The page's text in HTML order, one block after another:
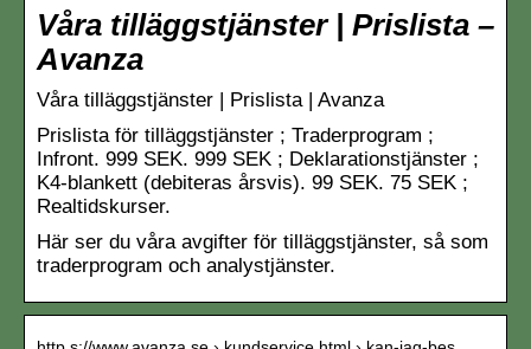
Våra tilläggstjänster | Prislista –
Avanza
Våra tilläggstjänster | Prislista | Avanza
Prislista för tilläggstjänster ; Traderprogram ;
Infront. 999 SEK. 999 SEK ; Deklarationstjänster ;
K4-blankett (debiteras årsvis). 99 SEK. 75 SEK ;
Realtidskurser.
Här ser du våra avgifter för tilläggstjänster, så som
traderprogram och analystjänster.